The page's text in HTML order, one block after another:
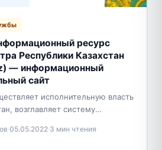
ресурс
Республики Казахстан
— информационный
сайт
исполнительную власть
возглавляет систему
и осуществляет
Правительство
Республики в порядке,
·05.05.2022·3 мин чтения·